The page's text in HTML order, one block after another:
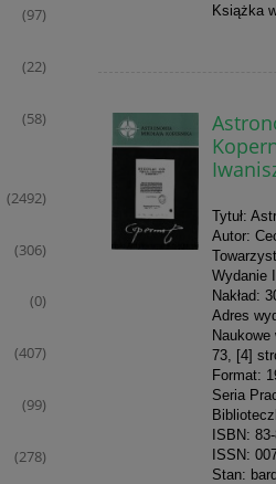
(97)
(22)
(58)
(2492)
(306)
(0)
(407)
(99)
(278)
Książka
Tytuł:
Autor:
Wydanie III
Nakład:
Adres
Naukowe
73, [4]
Format:
Seria
ISBN:
ISSN:
Stan: